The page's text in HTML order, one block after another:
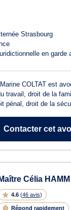
Strasbourg
en garde
COLTAT est
travail, droit de la
pénal, droit de la
en droit du travail
Contactercet
Maître Célia HAMM
4.6 (46 avis)
Répond rapidement